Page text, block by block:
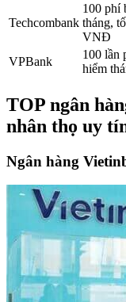
Techcombank
100 phí
tháng,
VNĐ
VPBank
100 lần
hiểm
TOP ngân
nhân thọ uy
Ngân hàng